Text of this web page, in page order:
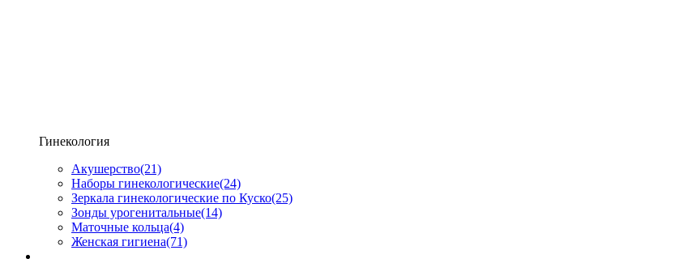
Гинекология
Акушерство(21)
Наборы гинекологические(24)
Зеркала гинекологические по Куско(25)
Зонды урогенитальные(14)
Маточные кольца(4)
Женская гигиена(71)